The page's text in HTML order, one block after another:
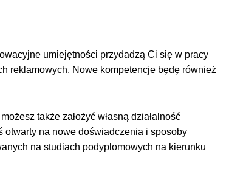
umiejętności przydadzą Ci się w pracy
reklamowych. Nowe kompetencje będę również
także założyć własną działalność
na nowe doświadczenia i sposoby
na studiach podyplomowych na kierunku